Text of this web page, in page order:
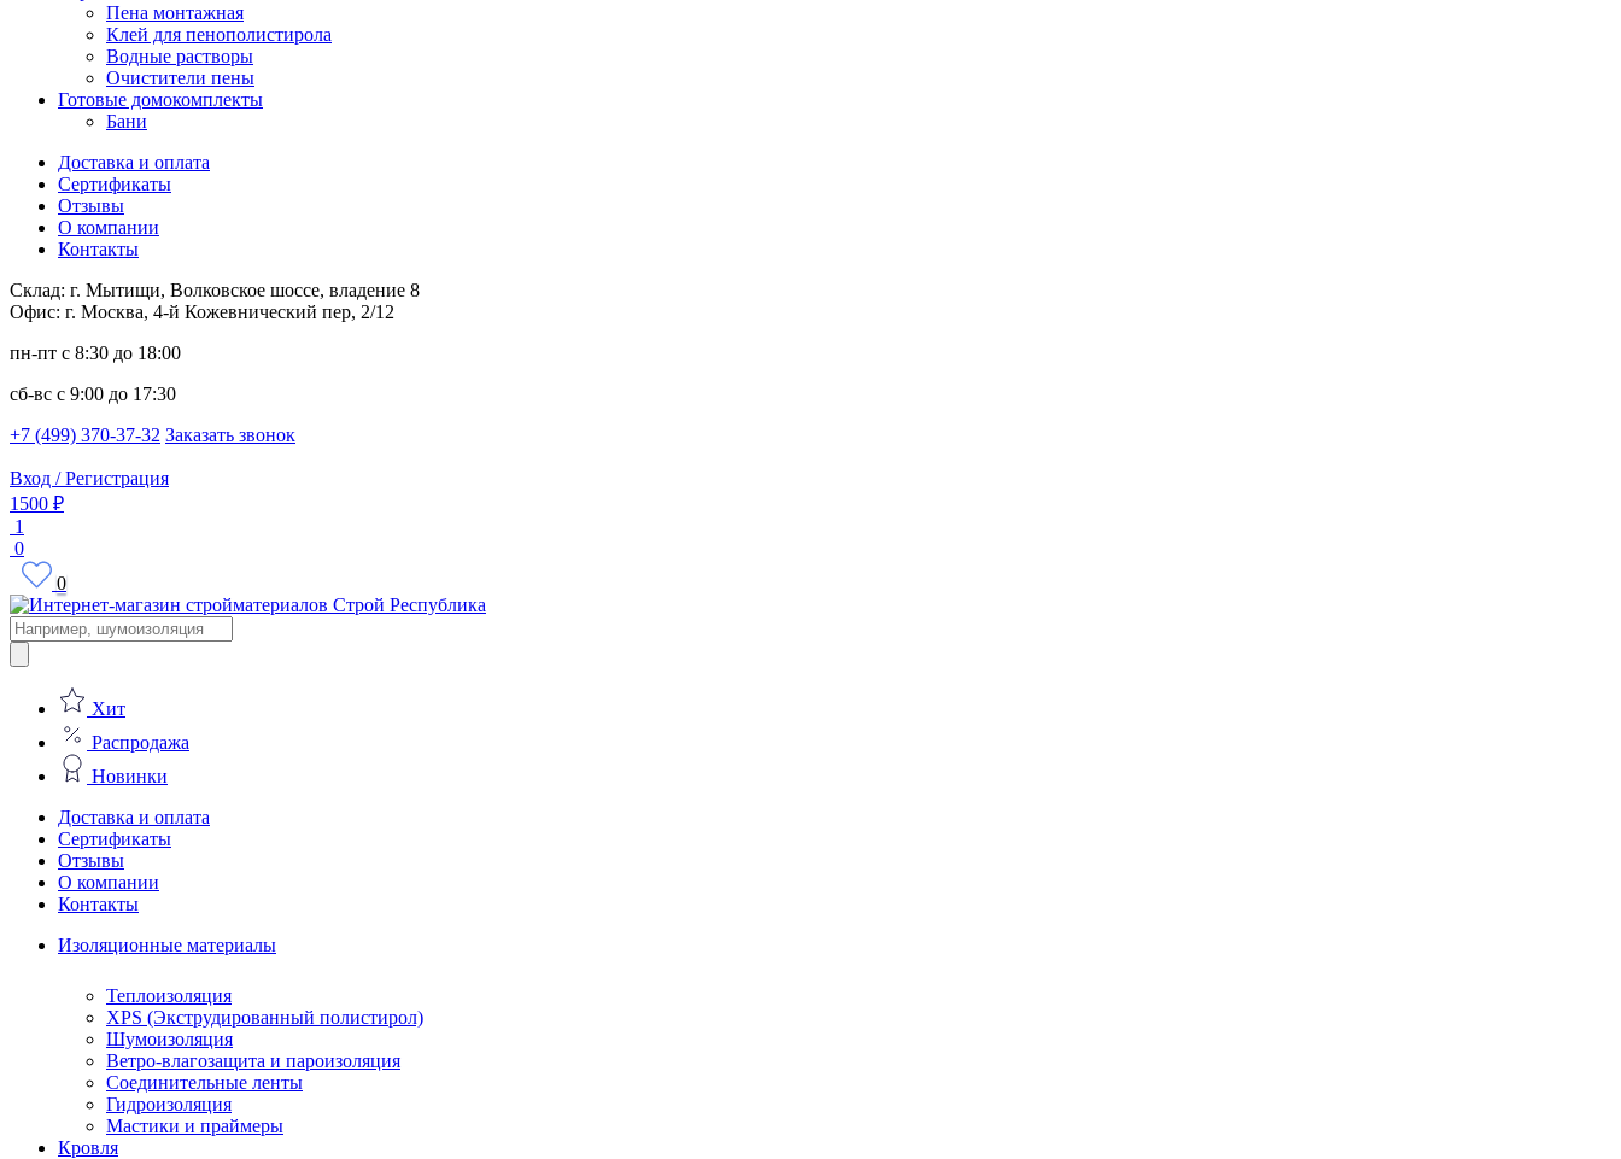
Пена монтажная
Клей для пенополистирола
Водные растворы
Очистители пены
Готовые домокомплекты
Бани
Доставка и оплата
Сертификаты
Отзывы
О компании
Контакты
Склад: г. Мытищи, Волковское шоссе, владение 8
Офис: г. Москва, 4-й Кожевнический пер, 2/12
пн-пт с 8:30 до 18:00
сб-вс с 9:00 до 17:30
+7 (499) 370-37-32 Заказать звонок
Вход / Регистрация
1500 ₽
1
0
0
Поиск
товаров
Хит
Распродажа
Новинки
Доставка и оплата
Сертификаты
Отзывы
О компании
Контакты
Изоляционные материалы
Теплоизоляция
XPS (Экструдированный полистирол)
Шумоизоляция
Ветро-влагозащита и пароизоляция
Соединительные ленты
Гидроизоляция
Мастики и праймеры
Кровля